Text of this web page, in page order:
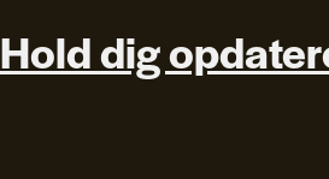
Hold dig